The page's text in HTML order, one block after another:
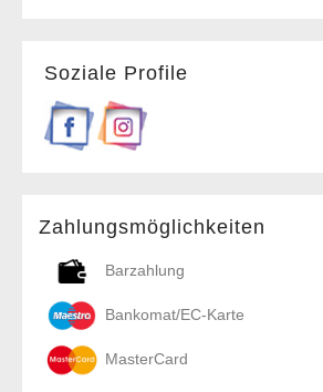
Soziale Profile
Zahlungsmöglichkeiten
Barzahlung
Bankomat/EC-Karte
MasterCard